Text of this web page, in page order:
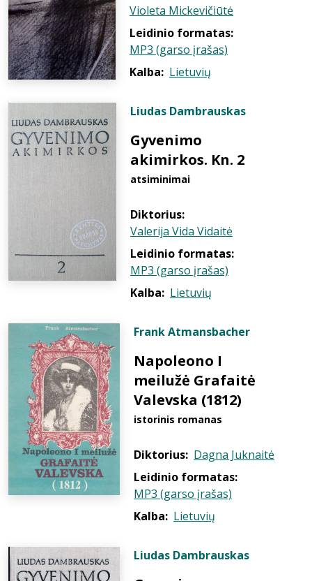
Violeta Mickevičiūtė
Leidinio formatas:
MP3 (garso įrašas)
Kalba: Lietuvių
Liudas Dambrauskas
Gyvenimo
akimirkos. Kn. 2
atsiminimai
Diktorius:
Valerija Vida Vidaitė
Leidinio formatas:
MP3 (garso įrašas)
Kalba: Lietuvių
Frank Atmansbacher
Napoleono I
meilužė Grafaitė
Valevska (1812)
istorinis romanas
Diktorius: Dagna Juknaitė
Leidinio formatas:
MP3 (garso įrašas)
Kalba: Lietuvių
Liudas Dambrauskas